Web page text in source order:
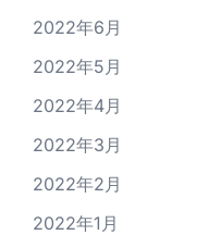
2022年6月
2022年5月
2022年4月
2022年3月
2022年2月
2022年1月